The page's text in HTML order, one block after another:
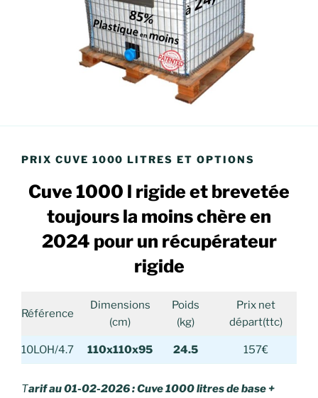
PRIX CUVE 1000 LITRES ET OPTIONS
Cuve 1000 l rigide et brevetée
toujours la moins chère en
2024 pour un récupérateur
rigide
Référence
Dimensions
(cm)
Poids
(kg)
Prix net
départ(ttc)
10LOH/4.7 110x110x95 24.5 157€
Tarif au 01-02-2026 : Cuve 1000 litres de base +